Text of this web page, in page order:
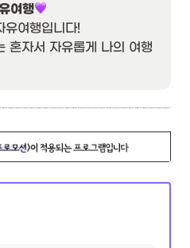
여행
유여행입니다!
혼자서 자유롭게 나의 여행